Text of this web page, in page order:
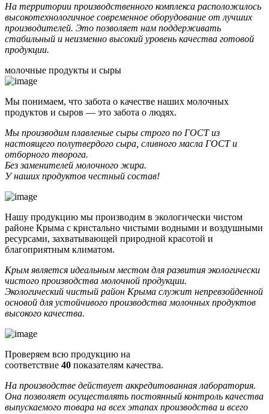
На территории производственного комплекса расположилось
высокотехнологичное современное оборудование от лучших
производителей. Это позволяет нам поддерживать
стабильный и неизменно высокий уровень качества готовой
продукции.
молочные продукты и сыры
Мы понимаем, что забота о качестве наших молочных
продуктов и сыров — это забота о людях.
Мы производим плавленые сыры строго по ГОСТ из
настоящего полутвердого сыра, сливного масла ГОСТ и
отборного творога.
Без заменителей молочного жира.
У наших продуктов честный состав!
Нашу продукцию мы производим в экологически чистом
районе Крыма с кристально чистыми водными и воздушными
ресурсами, захватывающей природной красотой и
благоприятным климатом.
Крым является идеальным местом для развития экологически
чистого производства молочной продукции.
Экологический чистый район Крыма служит непревзойденной
основой для устойчивого производства молочных продуктов
высокого качества.
Проверяем всю продукцию на
соответствие 40 показателям качества.
На производстве действует аккредитованная лаборатория.
Она позволяет осуществлять постоянный контроль качества
выпускаемого товара на всех этапах производства и всего